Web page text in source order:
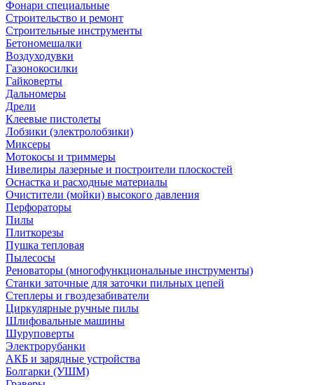
Фонари специальные
Строительство и ремонт
Строительные инструменты
Бетономешалки
Воздуходувки
Газонокосилки
Гайковерты
Дальномеры
Дрели
Клеевые пистолеты
Лобзики (электролобзики)
Миксеры
Мотокосы и триммеры
Нивелиры лазерные и построители плоскостей
Оснастка и расходные материалы
Очистители (мойки) высокого давления
Перфораторы
Пилы
Плиткорезы
Пушка тепловая
Пылесосы
Реноваторы (многофункциональные инструменты)
Станки заточные для заточки пильных цепей
Степлеры и гвоздезабиватели
Циркулярные ручные пилы
Шлифовальные машины
Шуруповерты
Электрорубанки
АКБ и зарядные устройства
Болгарки (УШМ)